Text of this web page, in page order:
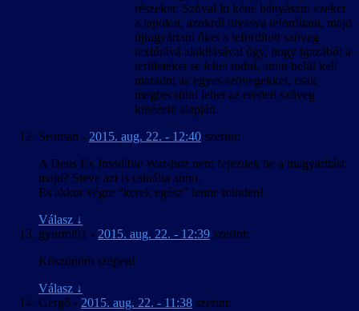
részeket. Szóval ki kéne bányászni ezeket
a lapokat, azokról olvasva lefordítani, majd
újragyártani őket a lefordított szöveg
textúrává alakításával úgy, hogy igazából a
területeket se lehet tudni, amin belül kell
maradni az egyes szövegekkel, csak
megbecsülni lehet az eredeti szöveg
kinézete alapján.
Seaman - 2015. aug. 22. - 12:40 szerint:
A Deus Ex Invidible War-hoz nem fejezitek be a magyarítást
majd? Steve azt is csinálta anno.
És akkor végre “kerek egész” lenne minden!
Válasz ↓
gyurmi91 - 2015. aug. 22. - 12:39 szerint:
Köszönöm szépen!
Válasz ↓
Gergő - 2015. aug. 22. - 11:38 szerint: